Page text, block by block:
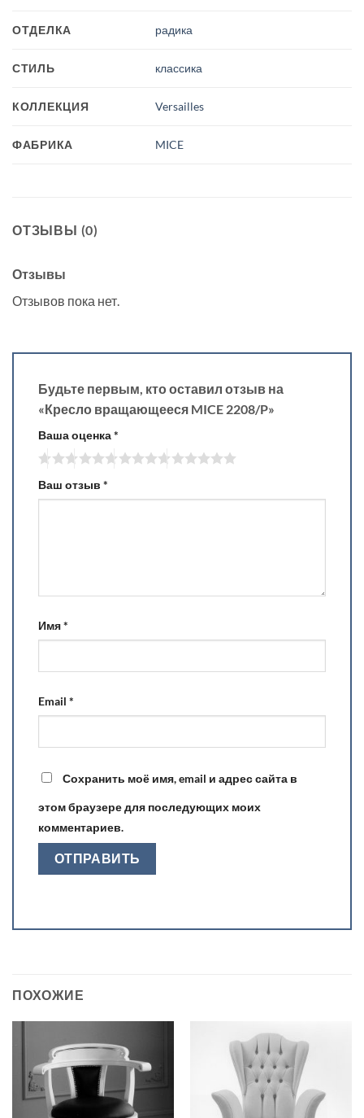
ОТДЕЛКА радика
СТИЛЬ классика
КОЛЛЕКЦИЯ Versailles
ФАБРИКА MICE
ОТЗЫВЫ (0)
Отзывы
Отзывов пока нет.
Будьте первым, кто оставил отзыв на
«Кресло вращающееся MICE 2208/P»
Ваша оценка*
Ваш отзыв *
Имя*
Email *
Сохранить моё имя, email и адрес сайта в
этом браузере для последующих моих
комментариев.
ПОХОЖИЕ